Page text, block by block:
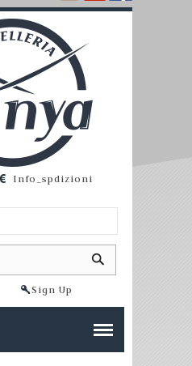
Sign Up
Info_spdizioni